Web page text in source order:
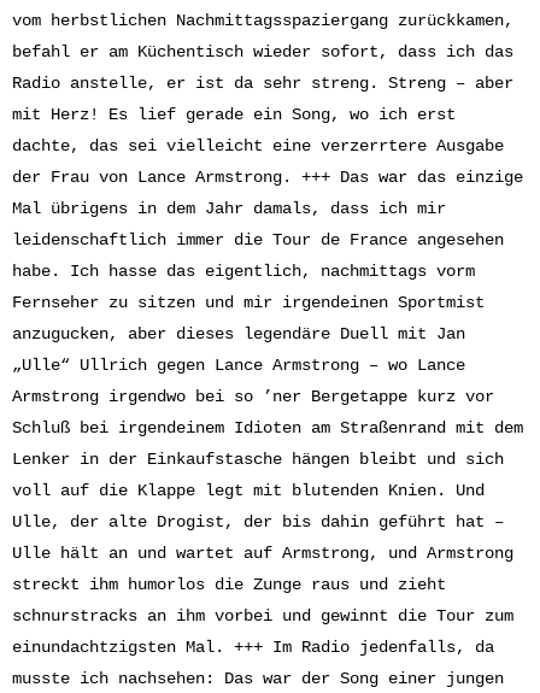
vom herbstlichen Nachmittagsspaziergang zurückkamen,
befahl er am Küchentisch wieder sofort, dass ich das
Radio anstelle, er ist da sehr streng. Streng – aber
mit Herz! Es lief gerade ein Song, wo ich erst
dachte, das sei vielleicht eine verzerrtere Ausgabe
der Frau von Lance Armstrong. +++ Das war das einzige
Mal übrigens in dem Jahr damals, dass ich mir
leidenschaftlich immer die Tour de France angesehen
habe. Ich hasse das eigentlich, nachmittags vorm
Fernseher zu sitzen und mir irgendeinen Sportmist
anzugucken, aber dieses legendäre Duell mit Jan
„Ulle“ Ullrich gegen Lance Armstrong – wo Lance
Armstrong irgendwo bei so ’ner Bergetappe kurz vor
Schluß bei irgendeinem Idioten am Straßenrand mit dem
Lenker in der Einkaufstasche hängen bleibt und sich
voll auf die Klappe legt mit blutenden Knien. Und
Ulle, der alte Drogist, der bis dahin geführt hat –
Ulle hält an und wartet auf Armstrong, und Armstrong
streckt ihm humorlos die Zunge raus und zieht
schnurstracks an ihm vorbei und gewinnt die Tour zum
einundachtzigsten Mal. +++ Im Radio jedenfalls, da
musste ich nachsehen: Das war der Song einer jungen